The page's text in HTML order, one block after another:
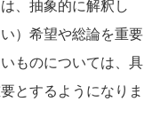
、抽象的に解釈し
）希望や総論を重要
ものについては、具
とするようになりま